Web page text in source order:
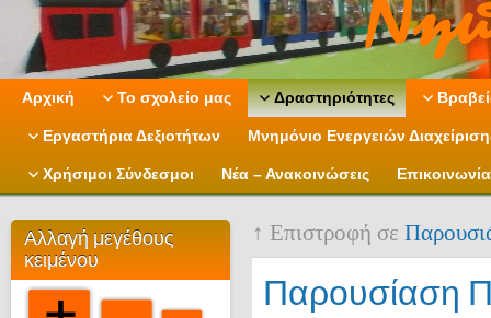
Αρχική Το σχολείο μας Δραστηριότητες
Εργαστήρια Δεξιοτήτων Μνημόνιο Ενεργειών
Χρήσιμοι Σύνδεσμοι Νέα – Ανακοινώσεις Επικοινωνία
Αλλαγή μεγέθους
κειμένου
↑ Επιστροφή σε
Παρουσίαση